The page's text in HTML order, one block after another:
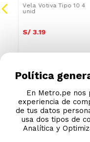
Vela Votiva Tipo 10 4
unid
S/ 3.19
Política
En Metro.pe nos
experiencia de
de tus datos
usa dos tipos de
Analítica y